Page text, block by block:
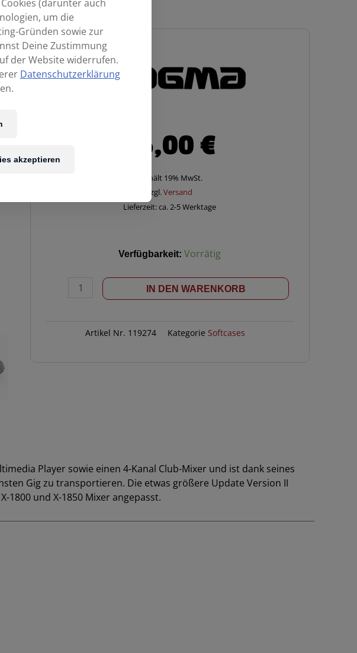
96,00€
Enthält 19% MwSt.
zzgl.Versand
Lieferzeit: ca. 2-5 Werktage
Verfügbarkeit: Vorrätig
CDJ/Mixer
IN DEN WARENKORB
Artikel Nr. 119274 Kategorie Softcases
Player sowie einen 4-Kanal Club-Mixer und ist dank seines
Gig zu transportieren. Die etwas größere Update Version II
1800 und X-1850 Mixer angepasst.
(darunter auch
um die
Gründen sowie zur
Deine Zustimmung
der Website widerrufen.
Datenschutzerklärung
akzeptieren